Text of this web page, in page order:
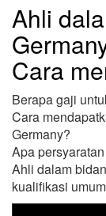
Ahli
Cara
Berapa gaji
Cara
Germany?
Apa
Ahli dalam
kualifikasi